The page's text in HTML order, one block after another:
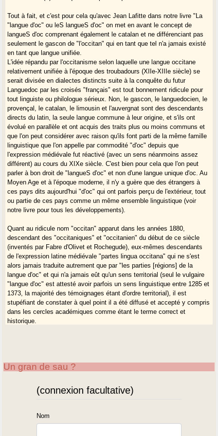
Tout à fait, et c'est pour cela qu'avec Jean Lafitte dans notre livre "La
"langue d'oc" ou leS langueS d'oc" on met en avant le concept de
langueS d'oc comprenant également le catalan et ne différenciant pas
seulement le gascon de "l'occitan" qui en tant que tel n'a jamais existé
en tant que langue unifiée.
L'idée répandu par l'occitanisme selon laquelle une langue occitane
relativement unifiée à l'époque des troubadours (XIIe-XIIIe siècle) se
serait divisée en dialectes distincts suite à la conquête du futur
Languedoc par les croisés "français" est tout bonnement ridicule pour
tout linguiste ou philologue sérieux. Non, le gascon, le languedocien, le
provençal, le catalan, le limousin et l'auvergnat sont des descendants
directs du latin, la seule langue commune à leur origine, et s'ils ont
évolué en parallèle et ont acquis des traits plus ou moins communs et
que l'on peut considérer avec raison qu'ils font parti de la même famille
linguistique que l'on appelle par commodité "d'oc" depuis que
l'expression médiévale fut réactivé (avec un sens néanmoins assez
différent) au cours du XIXe siècle. C'est bien pour cela que l'on peut
parler à bon droit de "langueS d'oc" et non d'une langue unique d'oc. Au
Moyen Age et à l'époque moderne, il n'y a guère que des étrangers à
ces pays dits aujourd'hui "d'oc" qui ont parfois perçu de l'extérieur, tout
ou partie de ces pays comme un même ensemble linguistique (voir
notre livre pour tous les développements).
Quant au ridicule nom "occitan" apparut dans les années 1880,
descendant des "occitaniques" et "occitanien" du début de ce siècle
(inventés par Fabre d'Olivet et Rochegude), eux-mêmes descendants
de l'expression latine médiévale "partes lingua occitana" qui ne s'est
alors jamais traduite autrement que par "les parties [régions] de la
langue d'oc" et qui n'a jamais eût qu'un sens territorial (seul le vulgaire
"langue d'oc" est attesté avoir parfois un sens linguistique entre 1285 et
1373, la majorité des témoignages étant d'ordre territorial), il est
stupéfiant de constater à quel point il a été diffusé et accepté y compris
dans les cercles académiques comme étant le terme correct et
historique.
permet de faire passer avec le temps les pires contre-vérités
remettre en cause (ex. en Gascogne : Bayonne, capitale du Pays
Basque nord ou français...). Les universitaires étrangers, surtout dans
héritiers des mouvements romantiques du XIXe siècles, sont d'autant
plus impressionnables, qu'ils ne sont pas "d'oc" eux-mêmes et que des
Un gran de sau ?
(connexion facultative)
Nom